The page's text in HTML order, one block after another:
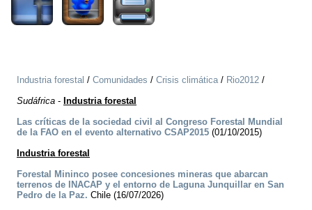
Industria forestal / Comunidades / Crisis climática/ Rio2012 /
Sudáfrica - Industria forestal
Las críticas de la sociedad civil al Congreso Forestal Mundial
de la FAO en el evento alternativo CSAP2015 (01/10/2015)
Industria forestal
Forestal Mininco posee concesiones mineras que abarcan
terrenos de INACAP y el entorno de Laguna Junquillar en San
Pedro de la Paz. Chile (16/07/2026)